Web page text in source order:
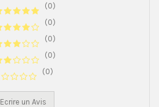
(0)
(0)
(0)
(0)
(0)
Ecrire un Avis